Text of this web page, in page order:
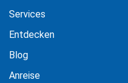
Services
Entdecken
Blog
Anreise